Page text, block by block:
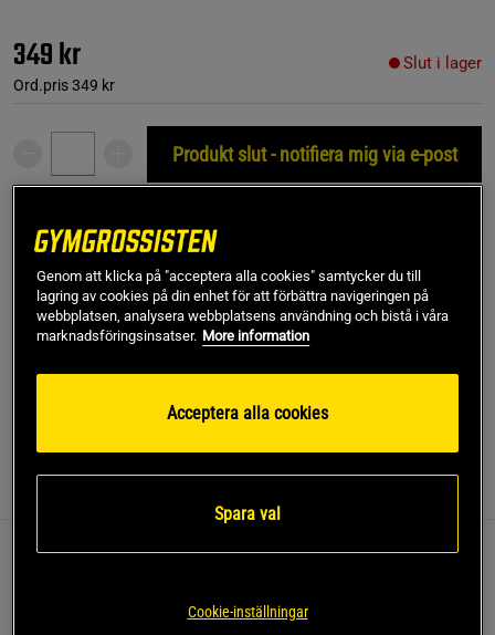
349 kr
Ord.pris349 kr
Slut i lager
Produkt slut - notifiera mig via e-post
!
Denna produkt är tillfälligt slut i lager. Få en notifikation
när produkter åter finns i lager.
SKU #69110-006-00 | EAN 810050287463
Effektivisera din återhämtning med Hyperice Normatec
Premier Charger, som laddar båda benen samtidigt.
adapteralternativ för olika eluttag.
Genom att klicka på "acceptera alla cookies" samtycker du till
lagring av cookies på din enhet för att förbättra navigeringen på
webbplatsen, analysera webbplatsens användning och bistå i våra
marknadsföringsinsatser. More information
Acceptera alla cookies
Spara val
Cookie-inställningar